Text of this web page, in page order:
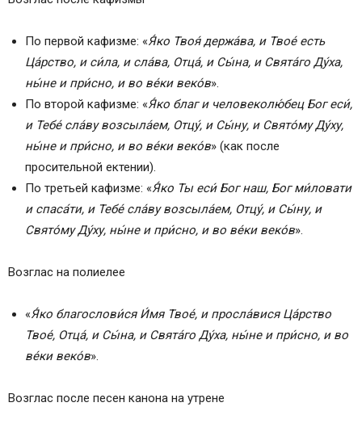
По первой кафизме: «Я́ко Твоя́ держа́ва, и Твое́ есть
Ца́рство, и си́ла, и сла́ва, Отца́, и Сы́на, и Свята́го Ду́ха,
ны́не и при́сно, и во ве́ки веко́в».
По второй кафизме: «Я́ко благ и человеколю́бец Бог еси́,
и Тебе́ сла́ву возсыла́ем, Отцу́, и Сы́ну, и Свято́му Ду́ху,
ны́не и при́сно, и во ве́ки веко́в» (как после
просительной ектении).
По третьей кафизме: «Я́ко Ты еси́ Бог наш, Бог ми́ловати
и спаса́ти, и Тебе́ сла́ву возсыла́ем, Отцу́, и Сы́ну, и
Свято́му Ду́ху, ны́не и при́сно, и во ве́ки веко́в».
Возглас на полиелее
«Я́ко благослови́ся И́мя Твое́, и просла́вися Ца́рство
Твое́, Отца́, и Сы́на, и Свята́го Ду́ха, ны́не и при́сно, и во
ве́ки веко́в».
Возглас после песен канона на утрене